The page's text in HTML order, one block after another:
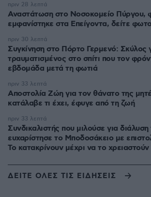
Αναστάτωση στο Νοσοκομείο Πύργου,
εμφανίστηκε στα Επείγοντα, δείτε
πριν 28 λεπτά
Συγκίνηση στο Πόρτο Γερμενό: Σκύλος
τραυματισμένος στο σπίτι που τον
εβδομάδα μετά τη φωτιά
πριν 30 λεπτά
Αποστολία Ζώη για τον θάνατο της
κατάλαβε τι έχει, έφυγε από τη ζωή
πριν 33 λεπτά
Συνδικαλιστής που μιλούσε για
ευχαρίστησε το Μποδοσάκειο με
Το κατακρίνουν μέχρι να το χρειαστούν
πριν 33 λεπτά
ΔΕΙΤΕ ΟΛΕΣ ΤΙΣ ΕΙΔΗΣΕΙΣ